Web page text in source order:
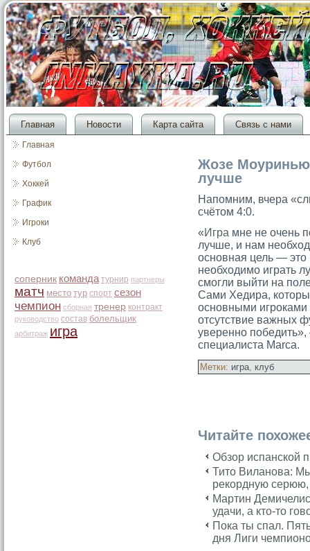
Главная Новости Карта сайта Связь с нами
Главная
Футбол
Хоккей
График
Игроки
Клуб
соперник команда турнир партнеры
матч место тур спорт сезон
чемпион сборная тренер контракт
руководство состав болельщик
арбитраж игра
Жозе
лучше
Напомним, вчера
счётοм 4:0.
«Игра мне не очень
лучше, и нам
основная цель — это
необходимо играть
смогли выйти на
Сами Хедира,
основными игроками
отсутствие важных
уверенно победить»,
специалиста Marca.
Метки: игра, клуб
Читайте
Обзор испанской
Тито Виланова:
рекордную серюю,
Мартин
удачи, а кто-то
Пока ты спал.
дня Лиги